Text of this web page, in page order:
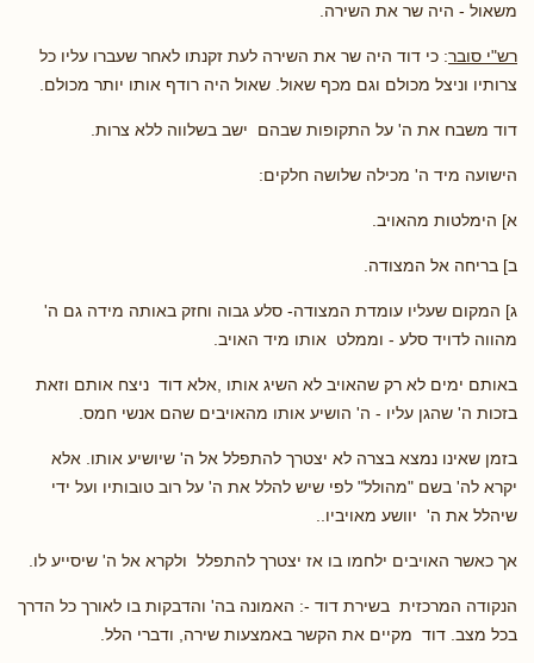
משאול - היה שר את השירה.
רש"י סובר: כי דוד היה שר את השירה לעת זקנתו לאחר שעברו עליו כל
צרותיו וניצל מכולם וגם מכף שאול. שאול היה רודף אותו יותר מכולם.
דוד משבח את ה' על התקופות שבהם ישב בשלווה ללא צרות.
הישועה מיד ה' מכילה שלושה חלקים:
א] הימלטות מהאויב.
ב] בריחה אל המצודה.
ג] המקום שעליו עומדת המצודה- סלע גבוה וחזק באותה מידה גם ה'
מהווה לדויד סלע - וממלט אותו מיד האויב.
באותם ימים לא רק שהאויב לא השיג אותו ,אלא דוד ניצח אותם וזאת
בזכות ה' שהגן עליו - ה' הושיע אותו מהאויבים שהם אנשי חמס.
בזמן שאינו נמצא בצרה לא יצטרך להתפלל אל ה' שיושיע אותו. אלא
יקרא לה' בשם "מהולל" לפי שיש להלל את ה' על רוב טובותיו ועל ידי
שיהלל את ה' יוושע מאויביו..
אך כאשר האויבים ילחמו בו אז יצטרך להתפלל ולקרא אל ה' שיסייע לו.
הנקודה המרכזית בשירת דוד -: האמונה בה' והדבקות בו לאורך כל הדרך
בכל מצב. דוד מקיים את הקשר באמצעות שירה, ודברי הלל.